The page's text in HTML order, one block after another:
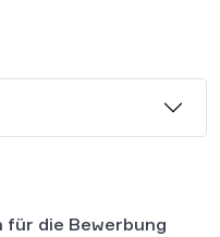
für die Bewerbung